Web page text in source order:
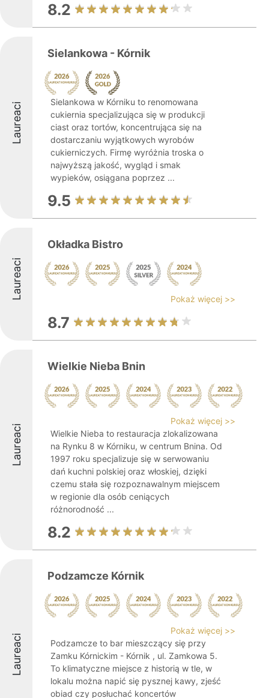
8.2
Laureaci
Sielankowa - Kórnik
Sielankowa w Kórniku to renomowana
cukiernia specjalizująca się w produkcji
ciast oraz tortów, koncentrująca się na
dostarczaniu wyjątkowych wyrobów
cukierniczych. Firmę wyróżnia troska o
najwyższą jakość, wygląd i smak
wypieków, osiągana poprzez ...
9.5
Laureaci
Okładka Bistro
Pokaż więcej >>
8.7
Laureaci
Wielkie Nieba Bnin
Pokaż więcej >>
Wielkie Nieba to restauracja zlokalizowana
na Rynku 8 w Kórniku, w centrum Bnina. Od
1997 roku specjalizuje się w serwowaniu
dań kuchni polskiej oraz włoskiej, dzięki
czemu stała się rozpoznawalnym miejscem
w regionie dla osób ceniących
różnorodność ...
8.2
Laureaci
Podzamcze Kórnik
Pokaż więcej >>
Podzamcze to bar mieszczący się przy
Zamku Kórnickim - Kórnik , ul. Zamkowa 5.
To klimatyczne miejsce z historią w tle, w
lokalu można napić się pysznej kawy, zjeść
obiad czy posłuchać koncertów